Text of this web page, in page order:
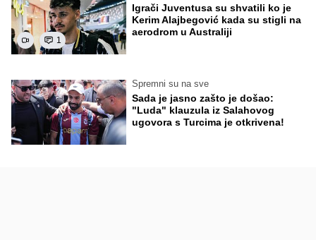
1
Igrači Juventusa su shvatili ko je
Kerim Alajbegović kada su stigli na
aerodrom u Australiji
Spremni su na sve
Sada je jasno zašto je došao:
"Luda" klauzula iz Salahovog
ugovora s Turcima je otkrivena!